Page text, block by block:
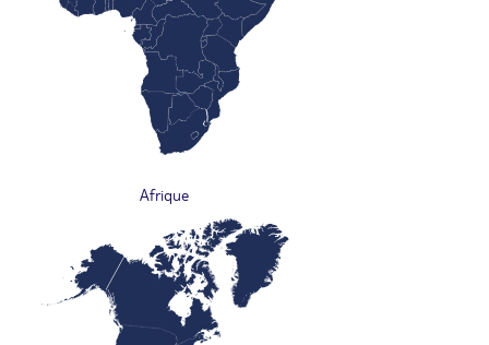
Afrique